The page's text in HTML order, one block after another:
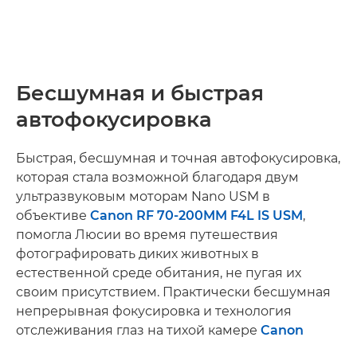
Бесшумная и быстрая
автофокусировка
Быстрая, бесшумная и точная автофокусировка,
которая стала возможной благодаря двум
ультразвуковым моторам Nano USM в
объективе Canon RF 70-200MM F4L IS USM ,
помогла Люсии во время путешествия
фотографировать диких животных в
естественной среде обитания, не пугая их
своим присутствием. Практически бесшумная
непрерывная фокусировка и технология
отслеживания глаз на тихой камере Canon